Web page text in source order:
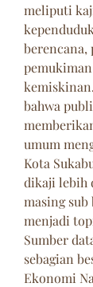
meliputi
berencana,
bahwa
umum
Kota
dikaji lebih
masing
menjadi
Sumber
sebagian
Ekonomi